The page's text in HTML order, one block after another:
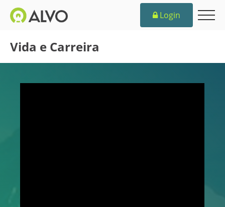
Login
Vida e Carreira